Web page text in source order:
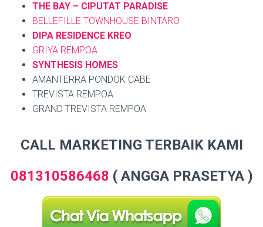
THE BAY – CIPUTAT PARADISE
BELLEFILLE TOWNHOUSE BINTARO
DIPA RESIDENCE KREO
GRIYA REMPOA
SYNTHESIS HOMES
AMANTERRA PONDOK CABE
TREVISTA REMPOA
GRAND TREVISTA REMPOA
CALL MARKETING TERBAIK KAMI
081310586468 ( ANGGA PRASETYA )